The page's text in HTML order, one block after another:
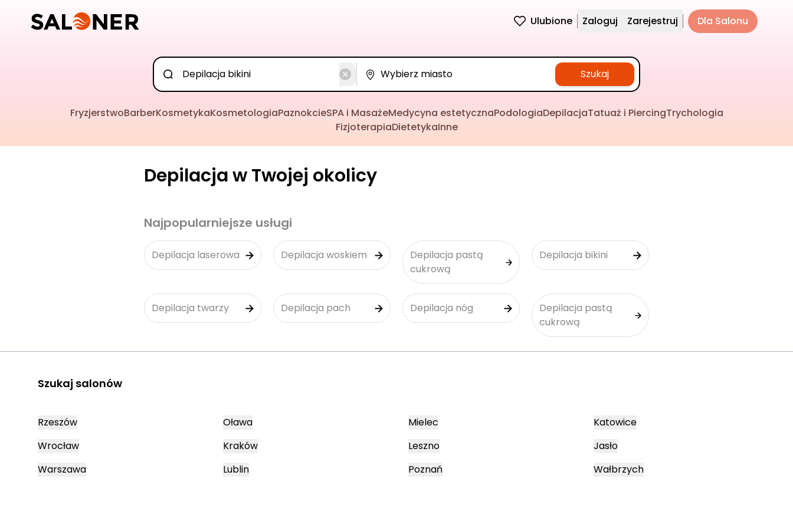
Ulubione Zaloguj Zarejestruj Dla Salonu
Szukaj
FryzjerstwoBarberKosmetykaKosmetologiaPaznokcieSPA i MasażeMedycyna estetycznaPodologiaDepilacjaTatuaż i PiercingTrychologia
FizjoterapiaDietetykaInne
Depilacja w Twojej okolicy
Najpopularniejsze usługi
Depilacja laserowa Depilacja woskiem
Depilacja pastą
cukrową
Depilacja bikini
Depilacja twarzy Depilacja pach Depilacja nóg
Depilacja pastą
cukrową
Szukaj salonów
Rzeszów
Wrocław
Warszawa
Oława
Kraków
Lublin
Mielec
Leszno
Poznań
Katowice
Jasło
Wałbrzych